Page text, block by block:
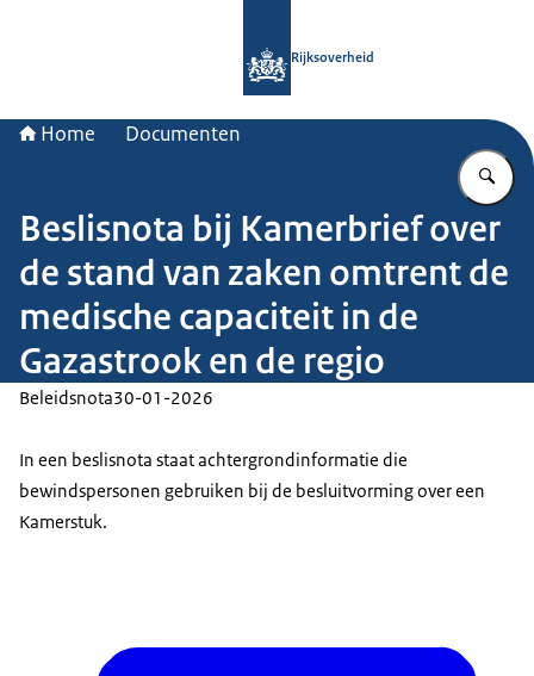
Rijksoverheid
Home Documenten
Beslisnota bij Kamerbrief over
de stand van zaken omtrent de
medische capaciteit in de
Gazastrook en de regio
Beleidsnota30-01-2026
In een beslisnota staat achtergrondinformatie die
bewindspersonen gebruiken bij de besluitvorming over een
Kamerstuk.